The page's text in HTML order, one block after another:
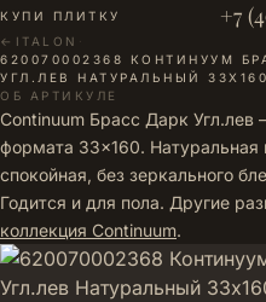
КУПИ ПЛИТКУ +7
← ITALON ·
620070002368 КОНТИНУУМ
УГЛ.ЛЕВ НАТУРАЛЬНЫЙ 33Х160
ОБ АРТИКУЛЕ
Continuum Брасс Дарк Угл.лев
формата 33×160. Натуральная
спокойная, без зеркального
Годится и для пола. Другие
коллекция Continuum.